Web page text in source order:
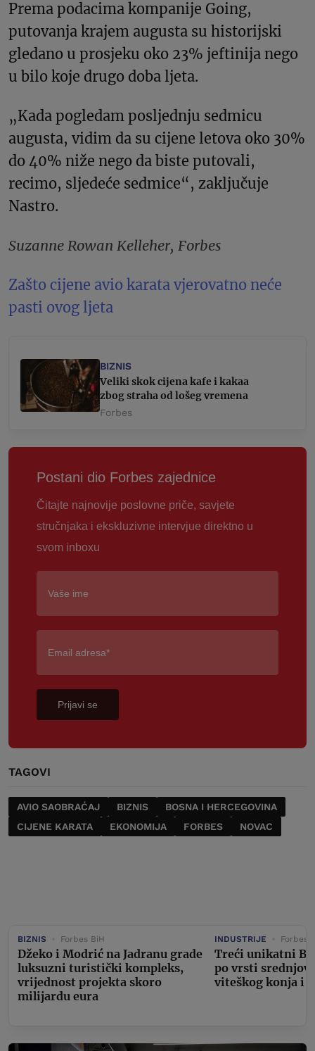
Prema podacima kompanije Going,
putovanja krajem augusta su historijski
gledano u prosjeku oko 23% jeftinija nego
u bilo koje drugo doba ljeta.
„Kada pogledam posljednju sedmicu
augusta, vidim da su cijene letova oko 30%
do 40% niže nego da biste putovali,
recimo, sljedeće sedmice“, zaključuje
Nastro.
Suzanne Rowan Kelleher, Forbes
Zašto cijene avio karata vjerovatno neće
pasti ovog ljeta
BIZNIS
Veliki skok cijena kafe i kakaa
zbog straha od lošeg vremena
Forbes
Postani dio Forbes zajednice
Čitajte najnovije poslovne priče, savjete
stručnjaka i ekskluzivne intervjue direktno u
svom inboxu
Prijavi se
TAGOVI
AVIO SAOBRAĆAJ BIZNIS
BOSNA I HERCEGOVINA
CIJENE KARATA
EKONOMIJA FORBES NOVAC
BIZNIS Forbes BiH
Džeko i Modrić na Jadranu grade
luksuzni turistički kompleks,
vrijednost projekta skoro
milijardu eura
INDUSTRIJE Forbes
Treći unikatni
po vrsti
viteškog konja i